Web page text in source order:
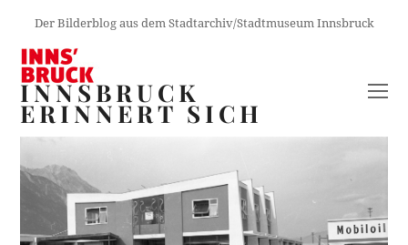
Der Bilderblog aus dem Stadtarchiv/Stadtmuseum Innsbruck
INNSBRUCK
ERINNERT SICH